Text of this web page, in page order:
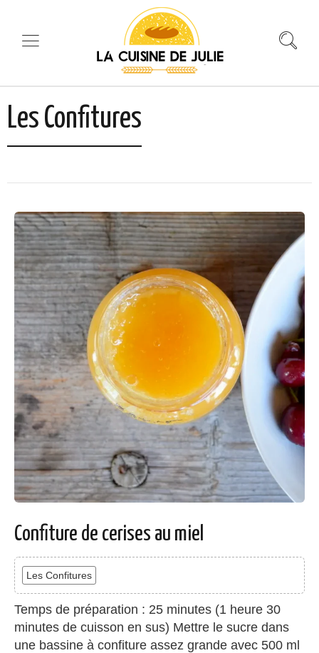
Les Confitures
Confiture de cerises au miel
Les Confitures
Temps de préparation : 25 minutes (1 heure 30
minutes de cuisson en sus) Mettre le sucre dans
une bassine à confiture assez grande avec 500 ml